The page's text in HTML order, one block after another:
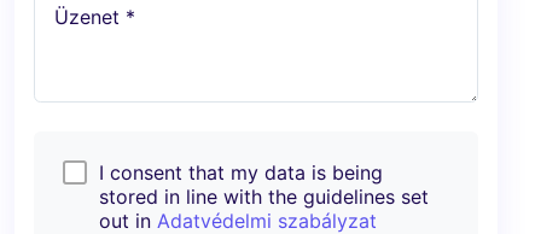
Üzenet *
I consent that my data is being
stored in line with the guidelines set
out in Adatvédelmi szabályzat